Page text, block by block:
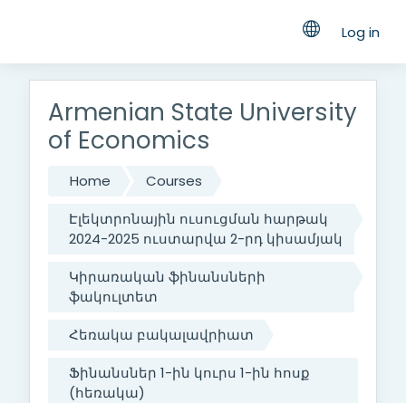
Log in
Armenian State University
of Economics
Home
Courses
Էլեկտրոնային ուսուցման հարթակ
2024-2025 ուստարվա 2-րդ կիսամյակ
Կիրառական ֆինանսների
ֆակուլտետ
Հեռակա բակալավրիատ
Ֆինանսներ 1-ին կուրս 1-ին հոսք
(հեռակա)